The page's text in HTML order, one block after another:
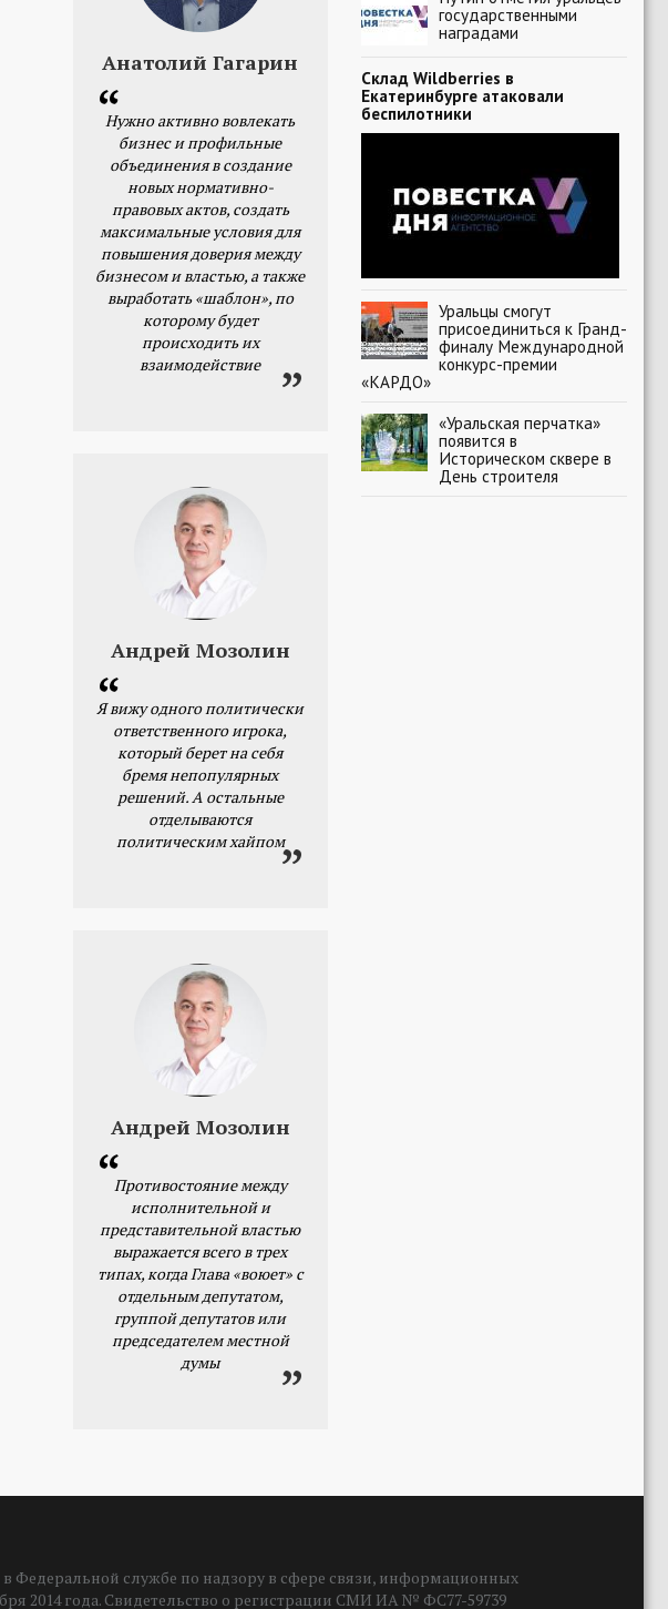
Анатолий Гагарин
Нужно активно вовлекать
бизнес и профильные
объединения в создание
новых нормативно-
правовых актов, создать
максимальные условия для
повышения доверия между
бизнесом и властью, а также
выработать «шаблон», по
которому будет
происходить их
взаимодействие
Андрей Мозолин
Я вижу одного политически
ответственного игрока,
который берет на себя
бремя непопулярных
решений. А остальные
отделываются
политическим хайпом
Андрей Мозолин
Противостояние между
исполнительной и
представительной властью
выражается всего в трех
типах, когда Глава «воюет» с
отдельным депутатом,
группой депутатов или
председателем местной
думы
государственными
наградами
Склад Wildberries в
Екатеринбурге атаковали
беспилотники
Уральцы смогут
присоединиться к Гранд-
финалу Международной
конкурс-премии
«КАРДО»
«Уральская перчатка»
появится в
Историческом сквере в
День строителя
Федеральной службе по надзору в сфере связи, информационных
2014 года. Свидетельство о регистрации СМИ ИА № ФС77-59739